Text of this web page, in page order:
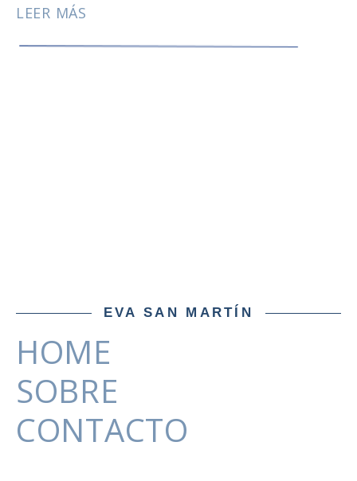
LEER MÁS
EVA SAN MARTÍN
HOME
SOBRE
CONTACTO